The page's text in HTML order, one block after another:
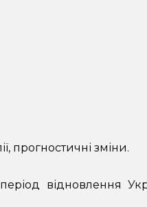
прогностичні зміни.
відновлення